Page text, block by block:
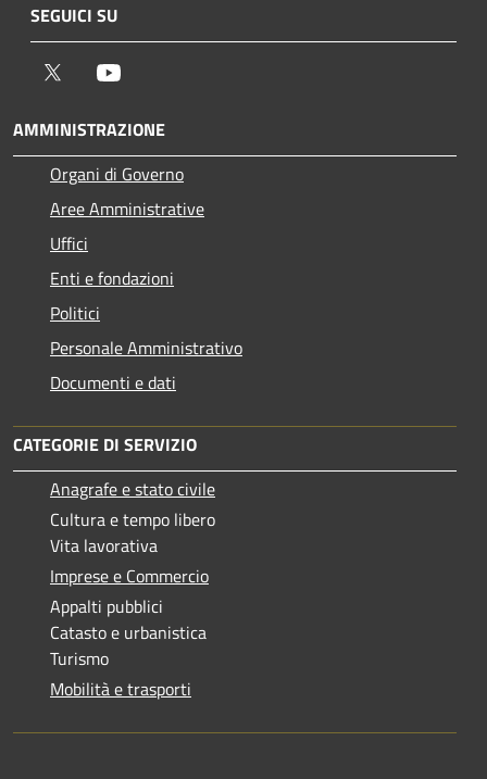
SEGUICI SU
Twitter
AMMINISTRAZIONE
Organi di Governo
Aree Amministrative
Uffici
Enti e fondazioni
Politici
Personale Amministrativo
Documenti e dati
CATEGORIE DI SERVIZIO
Anagrafe e stato civile
Cultura e tempo libero
Vita lavorativa
Imprese e Commercio
Appalti pubblici
Catasto e urbanistica
Turismo
Mobilità e trasporti